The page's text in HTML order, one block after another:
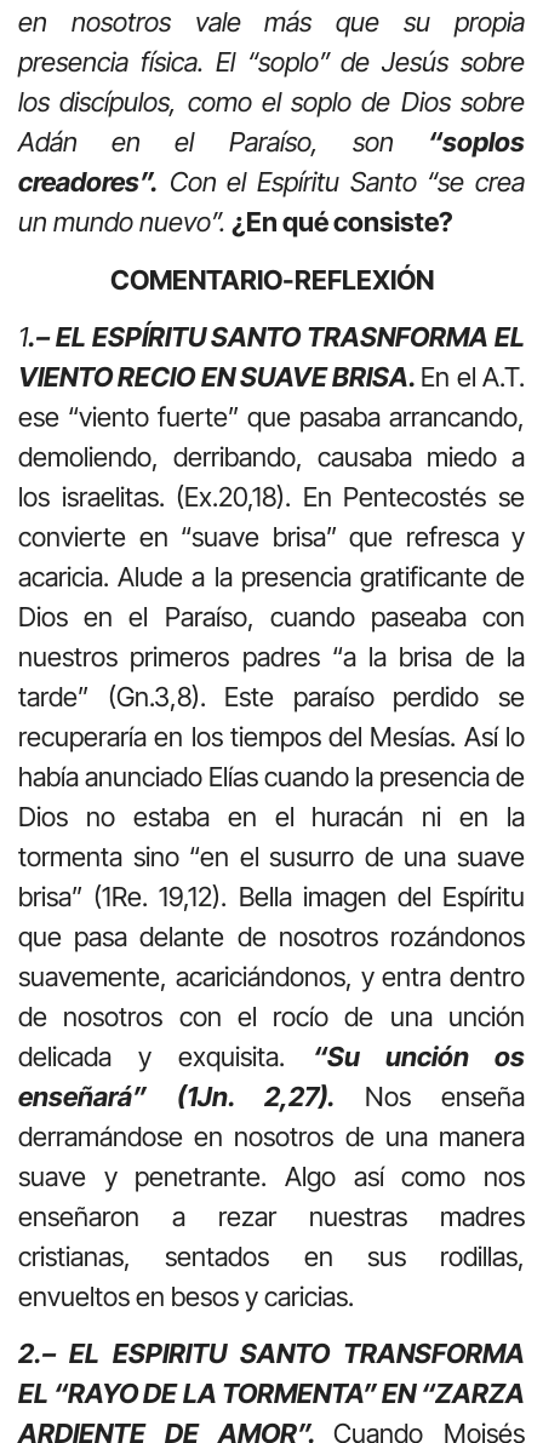
en nosotros vale más que su propia
presencia física. El “soplo” de Jesús sobre
los discípulos, como el soplo de Dios sobre
Adán en el Paraíso, son “soplos
creadores”. Con el Espíritu Santo “se crea
un mundo nuevo”. ¿En qué consiste?
COMENTARIO-REFLEXIÓN
1.– EL ESPÍRITU SANTO TRASNFORMA EL
VIENTO RECIO EN SUAVE BRISA. En el A.T.
ese “viento fuerte” que pasaba arrancando,
demoliendo, derribando, causaba miedo a
los israelitas. (Ex.20,18). En Pentecostés se
convierte en “suave brisa” que refresca y
acaricia. Alude a la presencia gratificante de
Dios en el Paraíso, cuando paseaba con
nuestros primeros padres “a la brisa de la
tarde” (Gn.3,8). Este paraíso perdido se
recuperaría en los tiempos del Mesías. Así lo
había anunciado Elías cuando la presencia de
Dios no estaba en el huracán ni en la
tormenta sino “en el susurro de una suave
brisa” (1Re. 19,12). Bella imagen del Espíritu
que pasa delante de nosotros rozándonos
suavemente, acariciándonos, y entra dentro
de nosotros con el rocío de una unción
delicada y exquisita. “Su unción os
enseñará” (1Jn. 2,27). Nos enseña
derramándose en nosotros de una manera
suave y penetrante. Algo así como nos
enseñaron a rezar nuestras madres
cristianas, sentados en sus rodillas,
envueltos en besos y caricias.
2.– EL ESPIRITU SANTO TRANSFORMA
EL “RAYO DE LA TORMENTA” EN “ZARZA
ARDIENTE DE AMOR”.Cuando Moisés